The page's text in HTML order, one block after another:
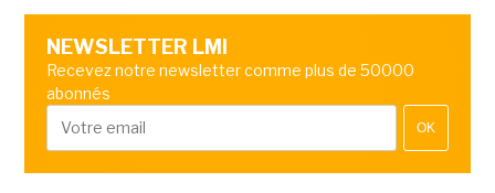
NEWSLETTER LMI
Recevez notre newsletter comme plus de 50000
abonnés
OK